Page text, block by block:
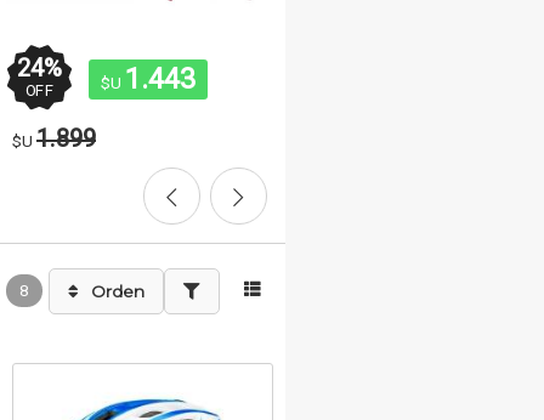
24%
OFF $U 1.443
$U 1.899
8 Orden